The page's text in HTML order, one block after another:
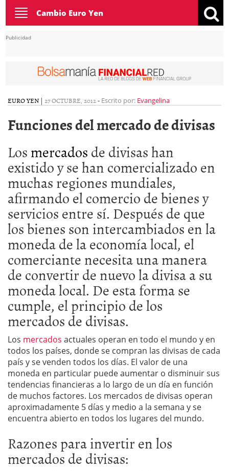
Toggle
navigation
Cambio Euro Yen
Publicidad
EURO YEN | 27 OCTUBRE, 2012- Escrito por: Evangelina
Funciones del mercado de divisas
Losmercadosde divisas han
existido y se han comercializado en
muchas regiones mundiales,
afirmando el comercio de bienes y
servicios entre sí. Después de que
los bienes son intercambiados en la
moneda de la economía local, el
comerciante necesita una manera
de convertir de nuevo la divisa a su
moneda local. De esta forma se
cumple, el principio de los
mercados de divisas.
Los mercados actuales operan en todo el mundo y en
todos los países, donde se compran las divisas de cada
país y se venden todos los días. El valor de una
moneda en particular puede aumentar o disminuir sus
tendencias financieras a lo largo de un día en función
de muchos factores. Los mercados de divisas operan
aproximadamente 5 días y medio a la semana y se
encuentra abierto en todos los lugares del mundo.
Razones para invertir en los
mercados de divisas: